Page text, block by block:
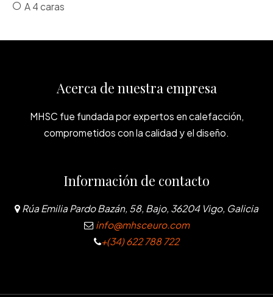
A 4 caras
Acerca de nuestra empresa
MHSC fue fundada por expertos en calefacción,
comprometidos con la calidad y el diseño.
Información de contacto
Rúa Emilia Pardo Bazán, 58, Bajo, 36204 Vigo, Galicia
info@mhsceuro.com
+(34) 622 788 722